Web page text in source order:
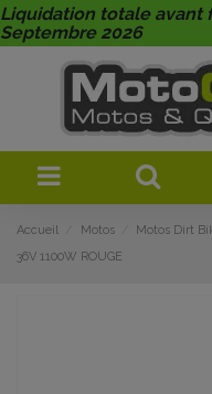
Liquidation totale avant
Septembre 2026
Accueil Motos Motos Dirt
36V 1100W ROUGE